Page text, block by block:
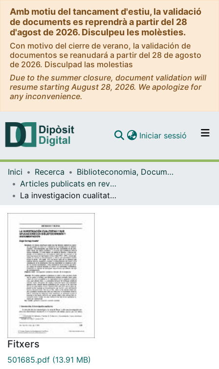
Amb motiu del tancament d'estiu, la validació
de documents es reprendrà a partir del 28
d'agost de 2026. Disculpeu les molèsties.
Con motivo del cierre de verano, la validación de
documentos se reanudará a partir del 28 de agosto
de 2026. Disculpad las molestias
Due to the summer closure, document validation will
resume starting August 28, 2026. We apologize for
any inconvenience.
Navega per tot el DD
Com publicar
Iniciar sessió (current)
Inici Recerca
Biblioteconomia, Documentació i Comunicació Audiovisual
Articles publicats en revistes (Biblioteconomia, Documentació i Comunicació Audiovisual)
La investigacion cualitativa y sus aplicaciones en Biblioteconomia y Documentacion
Fitxers
501685.pdf (13.91 MB)